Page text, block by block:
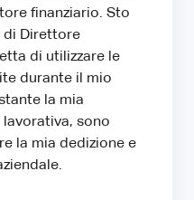
finanziario. Sto
di Direttore
di utilizzare le
durante il mio
la mia
lavorativa, sono
la mia dedizione e